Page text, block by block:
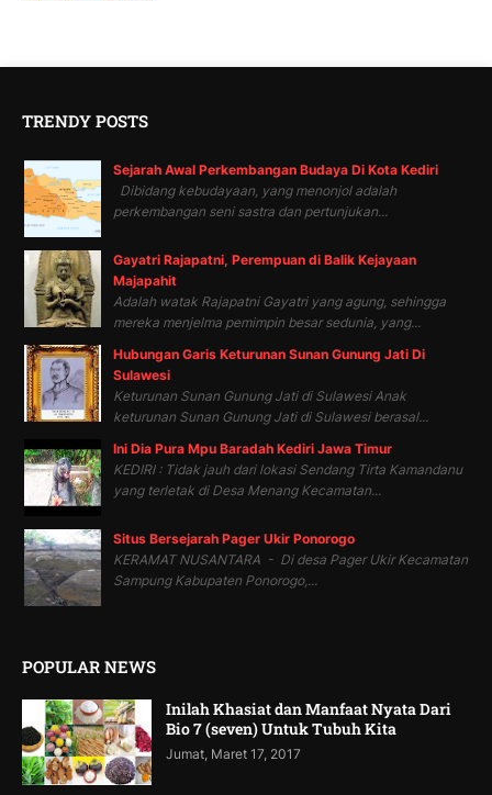
TRENDY POSTS
Sejarah Awal Perkembangan Budaya Di Kota Kediri
Dibidang kebudayaan, yang menonjol adalah
perkembangan seni sastra dan pertunjukan...
Gayatri Rajapatni, Perempuan di Balik Kejayaan
Majapahit
Adalah watak Rajapatni Gayatri yang agung, sehingga
mereka menjelma pemimpin besar sedunia, yang...
Hubungan Garis Keturunan Sunan Gunung Jati Di
Sulawesi
Keturunan Sunan Gunung Jati di Sulawesi Anak
keturunan Sunan Gunung Jati di Sulawesi berasal...
Ini Dia Pura Mpu Baradah Kediri Jawa Timur
KEDIRI : Tidak jauh dari lokasi Sendang Tirta Kamandanu
yang terletak di Desa Menang Kecamatan...
Situs Bersejarah Pager Ukir Ponorogo
KERAMAT NUSANTARA - Di desa Pager Ukir Kecamatan
Sampung Kabupaten Ponorogo,...
POPULAR NEWS
Inilah Khasiat dan Manfaat Nyata Dari
Bio 7 (seven) Untuk Tubuh Kita
Jumat, Maret 17, 2017